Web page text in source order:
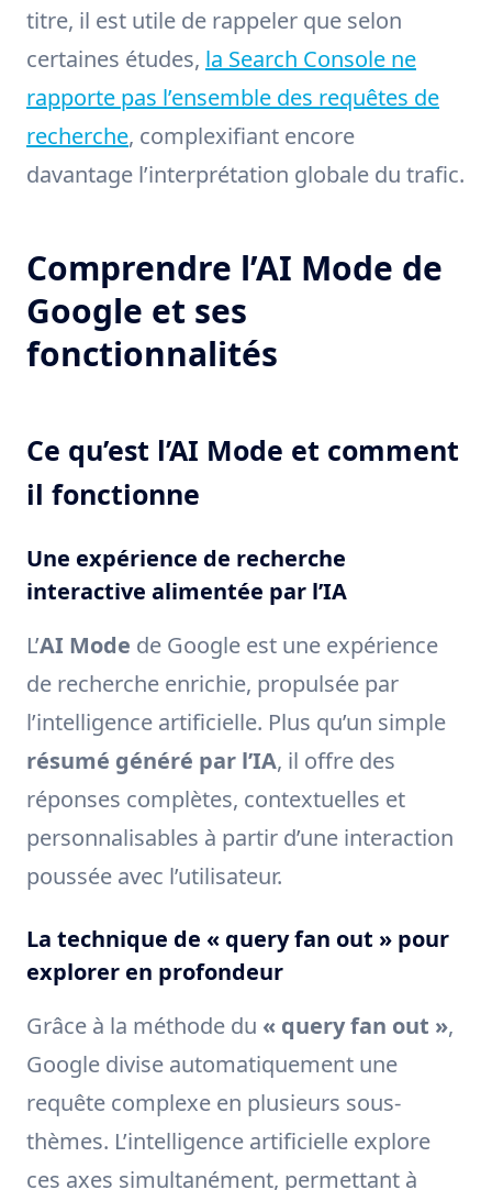
titre, il est utile de rappeler que selon
certaines études, la Search Console ne
rapporte pas l’ensemble des requêtes de
recherche, complexifiant encore
davantage l’interprétation globale du trafic.
Comprendre l’AI Mode de
Google et ses
fonctionnalités
Ce qu’est l’AI Mode et comment
il fonctionne
Une expérience de recherche
interactive alimentée par l’IA
L’AI Mode de Google est une expérience
de recherche enrichie, propulsée par
l’intelligence artificielle. Plus qu’un simple
résumé généré par l’IA, il offre des
réponses complètes, contextuelles et
personnalisables à partir d’une interaction
poussée avec l’utilisateur.
La technique de « query fan out » pour
explorer en profondeur
Grâce à la méthode du « query fan out »,
Google divise automatiquement une
requête complexe en plusieurs sous-
thèmes. L’intelligence artificielle explore
ces axes simultanément, permettant à